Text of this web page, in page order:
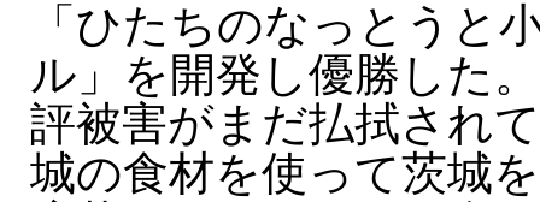
「ひたちのなっとうと
ル」を開発し優勝した
評被害がまだ払拭され
城の食材を使って茨城